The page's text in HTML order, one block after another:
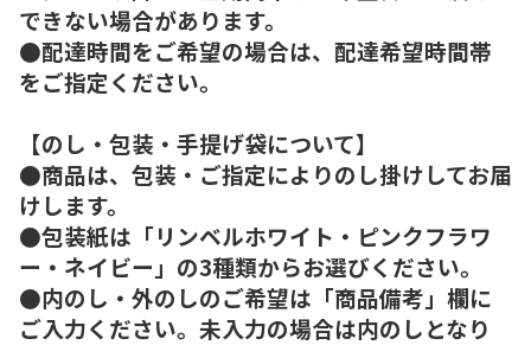
できない場合があります。
●配達時間をご希望の場合は、配達希望時間帯
をご指定ください。
【のし・包装・手提げ袋について】
●商品は、包装・ご指定によりのし掛けしてお届
けします。
●包装紙は「リンベルホワイト・ピンクフラワ
ー・ネイビー」の3種類からお選びください。
●内のし・外のしのご希望は「商品備考」欄に
ご入力ください。未入力の場合は内のしとなり